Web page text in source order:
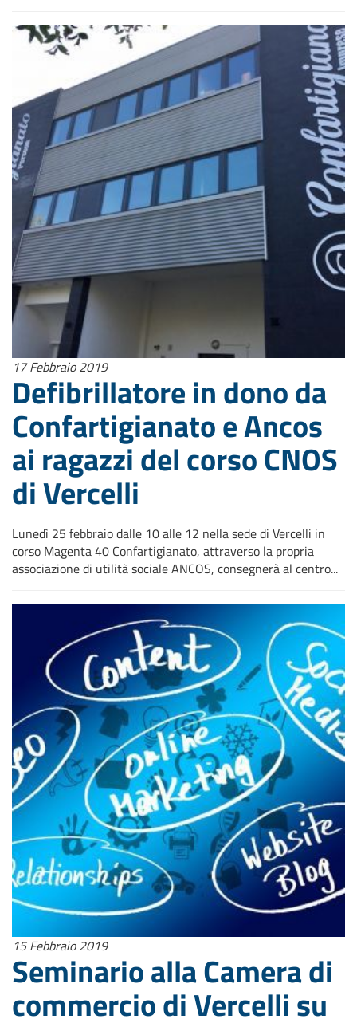
17 Febbraio 2019
Defibrillatore in dono da
Confartigianato e Ancos
ai ragazzi del corso CNOS
di Vercelli
Lunedì 25 febbraio dalle 10 alle 12 nella sede di Vercelli in
corso Magenta 40 Confartigianato, attraverso la propria
associazione di utilità sociale ANCOS, consegnerà al centro...
15 Febbraio 2019
Seminario alla Camera di
commercio di Vercelli su